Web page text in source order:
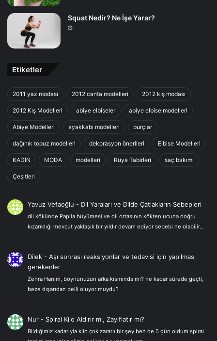
Squat Nedir? Ne İşe Yarar?
Etiketler
2011 yaz modası 2012 canta modelleri 2012 kış modası
2012 Kış Modelleri abiye elbiseler abiye elbise modelleri
Abiye Modelleri ayakkabı modelleri burçlar
dağınık topuz modelleri dekorasyon önerileri Elbise Modelleri
KADIN MODA modelleri Rüya Tabirleri saç bakımı
Çeşitleri
Yavuz Vefaoğlu - Dil Yaraları ve Dilde Çatlakların Sebepleri
dil kökünde Papila büyümesi ve dil ortasının kökten ucuna doğru
kızarıklığı mevcut yaklaşık bir yıldır devam ediyor sebebi ne olabilir…
Dilek -Aşı sonrası reaksiyonlar ve tedavisi için yapılması
gerekenler
Zehra Hanım, boynunuzun arka kısmında mı? ne kadar sürede geçti,
beze dışarıdan belli oluyor muydu?
Nur - Spiral Kilo Aldırır mı, Zayıflatır mı?
Bildiğimiz kadarıyla kilo çok zararlı bir şey ben de 5 gün oldum spiral